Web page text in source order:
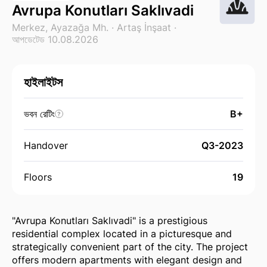
Avrupa Konutları Saklıvadi
Merkez, Ayazağa Mh. · Artaş İnşaat ·
আপডেটেড 10.08.2026
হাইলাইটস
ভবন রেটিং ? B+
Handover Q3-2023
Floors 19
"Avrupa Konutları Saklıvadi" is a prestigious
residential complex located in a picturesque and
strategically convenient part of the city. The project
offers modern apartments with elegant design and